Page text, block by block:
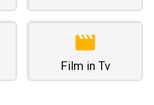
Film in Tv